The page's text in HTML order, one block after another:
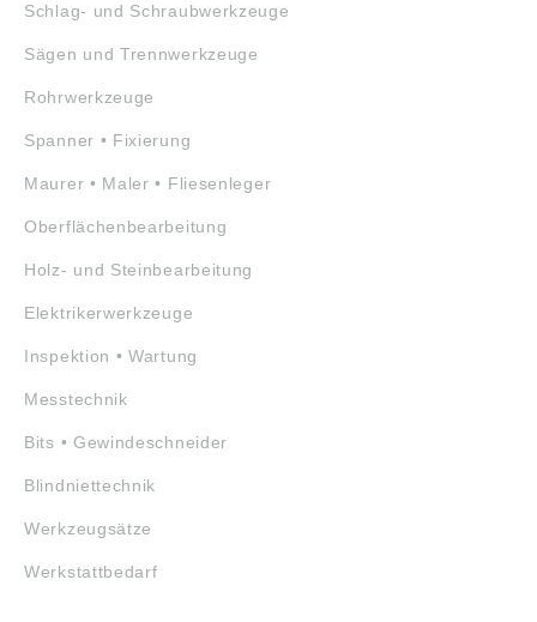
Schlag- und Schraubwerkzeuge
Sägen und Trennwerkzeuge
Rohrwerkzeuge
Spanner • Fixierung
Maurer • Maler • Fliesenleger
Oberflächenbearbeitung
Holz- und Steinbearbeitung
Elektrikerwerkzeuge
Inspektion • Wartung
Messtechnik
Bits • Gewindeschneider
Blindniettechnik
Werkzeugsätze
Werkstattbedarf